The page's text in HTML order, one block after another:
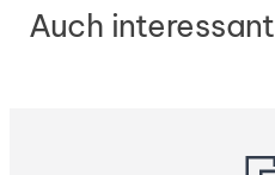
Auch interessant